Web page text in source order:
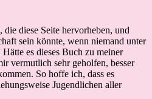
diese Seite hervorheben, und
sein könnte, wenn niemand unter
es dieses Buch zu meiner
vermutlich sehr geholfen, besser
So hoffe ich, dass es
Jugendlichen aller